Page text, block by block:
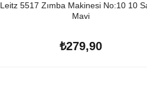
Leitz 5517 Zımba Makinesi No:10 10
Mavi
₺279,90